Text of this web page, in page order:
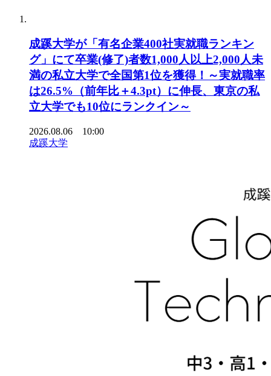
成蹊大学が「有名企業400社実就職ランキン
グ」にて卒業(修了)者数1,000人以上2,000人未
満の私立大学で全国第1位を獲得！～実就職率
は26.5%（前年比＋4.3pt）に伸長、東京の私
立大学でも10位にランクイン～
2026.08.06 10:00
成蹊大学